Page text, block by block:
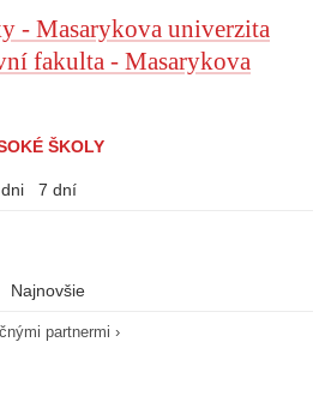
- Masarykova univerzita
fakulta - Masarykova
ŠKOLY
7 dní
Najnovšie
partnermi ›